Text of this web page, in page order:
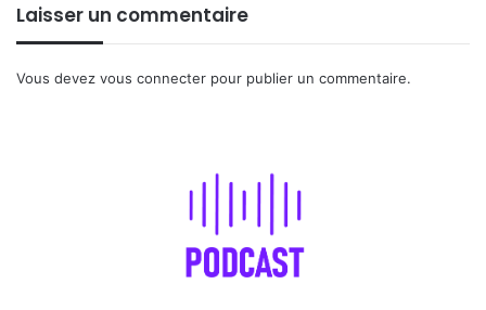
Laisser un commentaire
Vous devez vous connecter pour publier un commentaire.